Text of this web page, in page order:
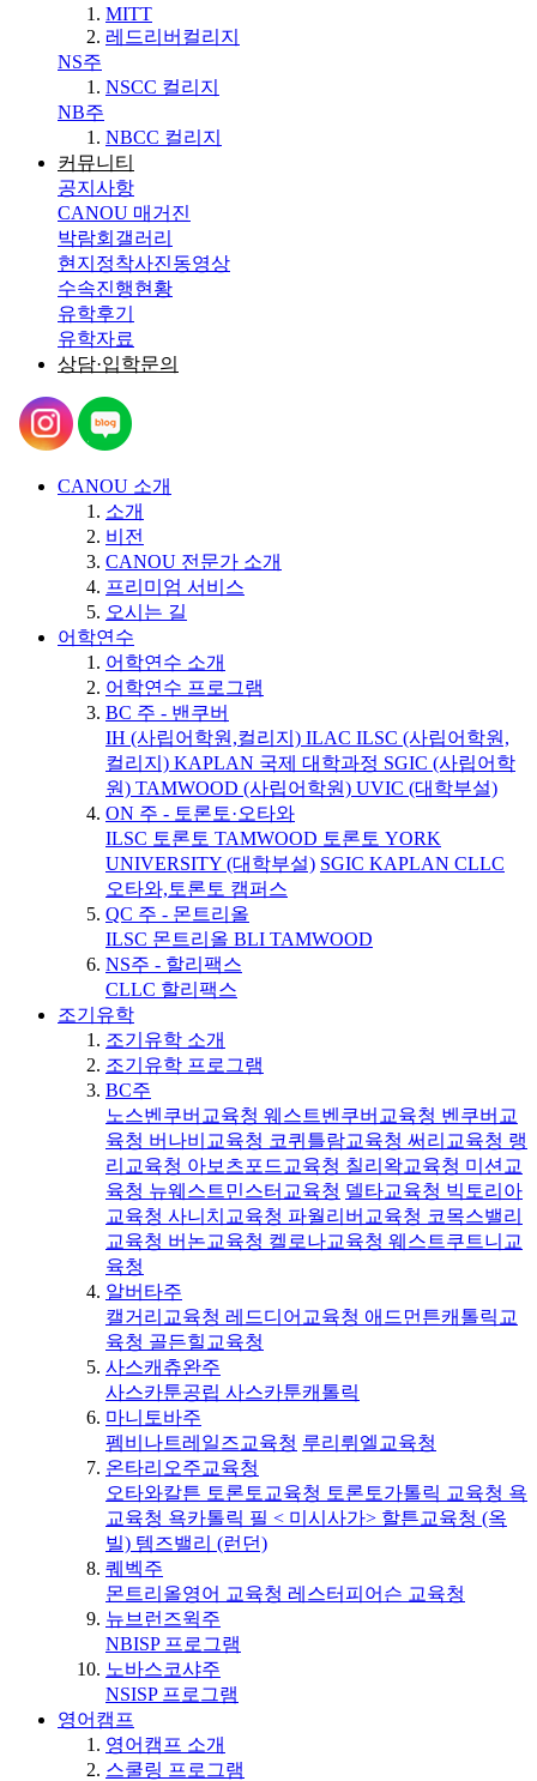
MITT
레드리버컬리지
NS주
NSCC 컬리지
NB주
NBCC 컬리지
커뮤니티
공지사항
CANOU 매거진
박람회갤러리
현지정착사진동영상
수속진행현황
유학후기
유학자료
상담·입학문의
CANOU 소개
소개
비전
CANOU 전문가 소개
프리미엄 서비스
오시는 길
어학연수
어학연수 소개
어학연수 프로그램
BC 주 - 밴쿠버
IH (사립어학원,컬리지) ILAC ILSC (사립어학원,
컬리지) KAPLAN 국제 대학과정 SGIC (사립어학
원) TAMWOOD (사립어학원) UVIC (대학부설)
ON 주 - 토론토·오타와
ILSC 토론토 TAMWOOD 토론토 YORK
UNIVERSITY (대학부설) SGIC KAPLAN CLLC
오타와,토론토 캠퍼스
QC 주 - 몬트리올
ILSC 몬트리올 BLI TAMWOOD
NS주 - 할리팩스
CLLC 할리팩스
조기유학
조기유학 소개
조기유학 프로그램
BC주
노스벤쿠버교육청 웨스트벤쿠버교육청 벤쿠버교
육청 버나비교육청 코퀴틀람교육청 써리교육청 랭
리교육청 아보츠포드교육청 칠리왁교육청 미션교
육청 뉴웨스트민스터교육청 델타교육청 빅토리아
교육청 사니치교육청 파월리버교육청 코목스밸리
교육청 버논교육청 켈로나교육청 웨스트쿠트니교
육청
알버타주
캘거리교육청 레드디어교육청 애드먼튼캐톨릭교
육청 골든힐교육청
사스캐츄완주
사스카툰공립 사스카툰캐톨릭
마니토바주
펨비나트레일즈교육청 루리뤼엘교육청
온타리오주교육청
오타와칼튼 토론토교육청 토론토가톨릭 교육청 욕
교육청 욕카톨릭 필 < 미시사가> 할튼교육청 (옥
빌) 템즈밸리 (런던)
퀘벡주
몬트리올영어 교육청 레스터피어슨 교육청
뉴브런즈윅주
NBISP 프로그램
노바스코샤주
NSISP 프로그램
영어캠프
영어캠프 소개
스쿨링 프로그램